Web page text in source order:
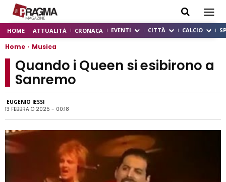
HOME ATTUALITÀ CRONACA EVENTI CITTÀ CALCIO
Home Musica
Quando i Queen si esibirono a
Sanremo
EUGENIO IESSI
13 FEBBRAIO 2025 - 00:18